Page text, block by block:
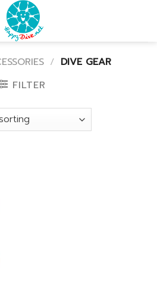
/ DIVE GEAR
FILTER